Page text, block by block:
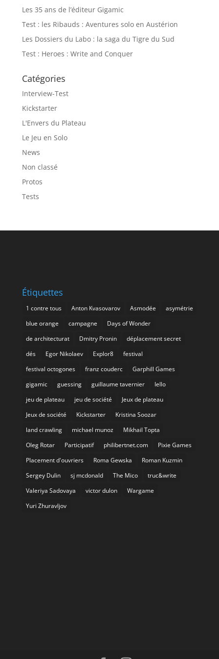
Les 35 ans de l’éditeur Gigamic
Test : les Ribauds : Aventures solo en Austérion
Les Dossiers du Labo : la saga du Tigre du Sud
Test : Heroes : Write and Conquer
Catégories
Interview-Test
Kickstarter
L'Envers du Plateau
Le Jeu en Solo
News
Non classé
Protos
Tests
Étiquettes
1 contre tous Anton Kvasovarov Asmodée
asymétrie
blue orange
campagne
Days of Wonder
de architecturat
Dmitry Pronin
déplacement secret
dés
Egor Nikolaev Explor8
festival
festival octogones
franz couderc
Garphill Games
gigamic
guessing guillaume tavernier
Iello
jeu de plateau
jeu de société
Jeux de plateau
Jeux de société
Kickstarter
Kristina Soozar
land crawling
michael munoz
Mikhail Topta
Oleg Rotar
Participatif philibertnet.com
Pixie Games
Placement d'ouvriers
Roma Gewska
Roman Kuzmin
Sergey Dulin
sj mcdonald The Mico
truc&write
Valeriya Sadovaya
victor dulon
Wargame
Yuri Zhuravljov